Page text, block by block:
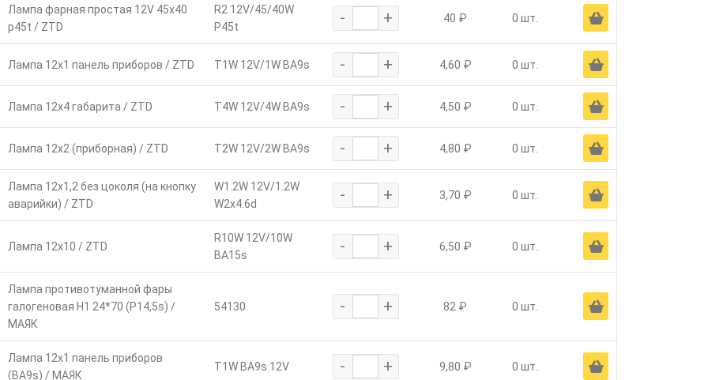
Лампа фарная простая 12V 45х40
p45t / ZTD
R2 12V/45/40W
P45t
- + 40 ₽ 0 шт. Ä
Лампа 12х1 панель приборов / ZTD T1W 12V/1W BA9s - + 4,60 ₽ 0 шт. Ä
Лампа 12х4 габарита / ZTD T4W 12V/4W BA9s - + 4,50 ₽ 0 шт. Ä
Лампа 12х2 (приборная) / ZTD T2W 12V/2W BA9s - + 4,80 ₽ 0 шт. Ä
Лампа 12х1,2 без цоколя (на кнопку
аварийки) / ZTD
W1.2W 12V/1.2W
W2x4.6d
- + 3,70 ₽ 0 шт. Ä
Лампа 12х10 / ZTD
R10W 12V/10W
BA15s
- + 6,50 ₽ 0 шт. Ä
Лампа противотуманной фары
галогеновая Н1 24*70 (P14,5s) /
МАЯК
54130 - + 82 ₽ 0 шт. Ä
Лампа 12х1 панель приборов
(ВА9s) / МАЯК
T1W BA9s 12V - + 9,80 ₽ 0 шт. Ä